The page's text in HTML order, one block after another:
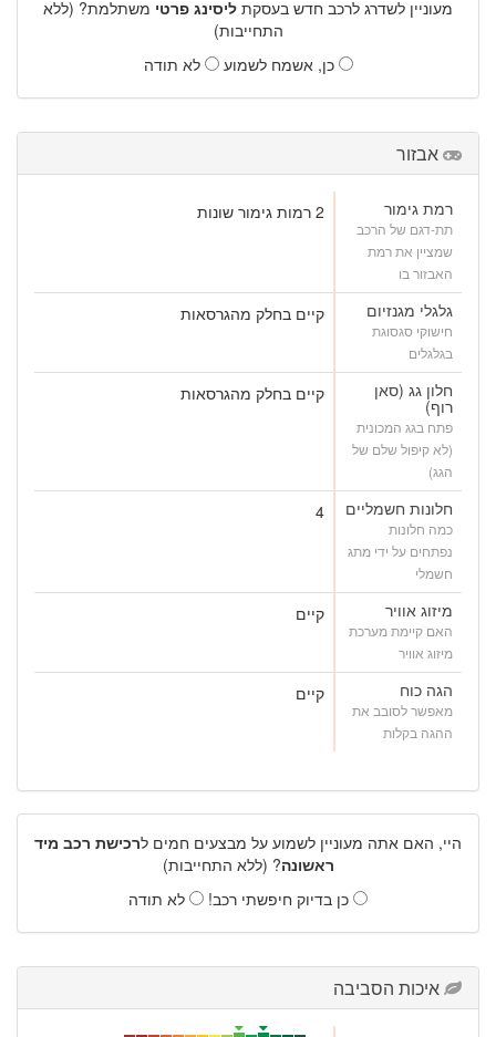
מעוניין לשדרג לרכב חדש בעסקת ליסינג פרטי משתלמת? (ללא
התחייבות)
כן, אשמח לשמוע
לא תודה
אבזור
רמת גימור
תת-דגם של הרכב
שמציין את רמת
האבזור בו
2 רמות גימור שונות
גלגלי מגנזיום
חישוקי סגסוגת
בגלגלים
קיים בחלק מהגרסאות
חלון גג (סאן
רוף)
פתח בגג המכונית
(לא קיפול שלם של
הגג)
קיים בחלק מהגרסאות
חלונות חשמליים
כמה חלונות
נפתחים על ידי מתג
חשמלי
4
מיזוג אוויר
האם קיימת מערכת
מיזוג אוויר
קיים
הגה כוח
מאפשר לסובב את
ההגה בקלות
קיים
היי, האם אתה מעוניין לשמוע על מבצעים חמים לרכישת רכב מיד
ראשונה? (ללא התחייבות)
כן בדיוק חיפשתי רכב!
לא תודה
איכות הסביבה